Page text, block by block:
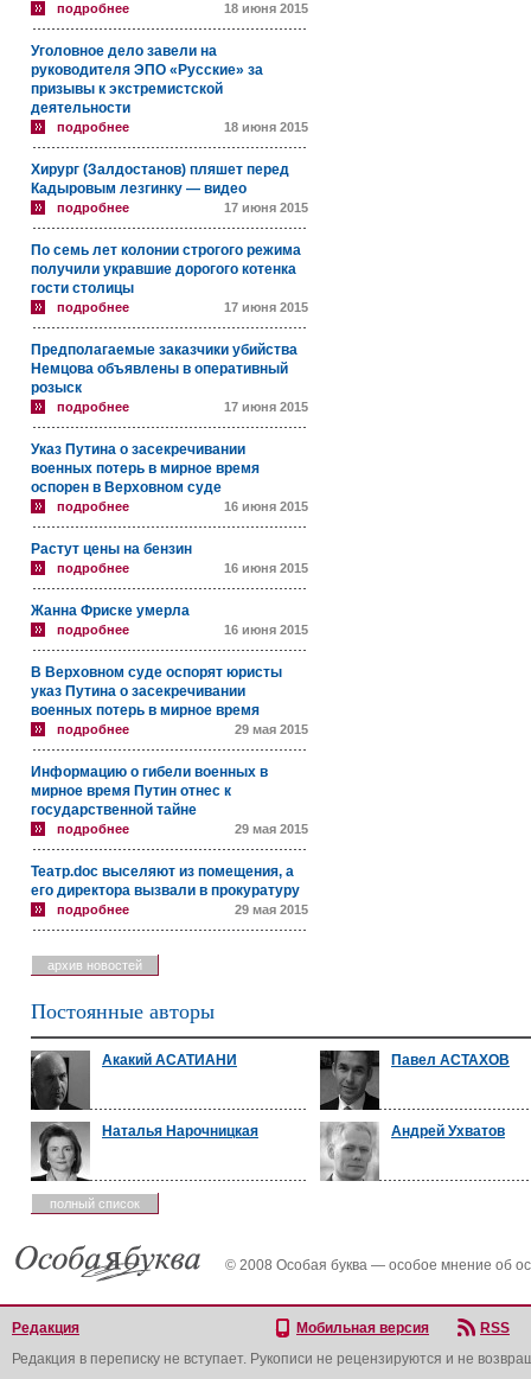
подробнее 18 июня 2015
Уголовное дело завели на
руководителя ЭПО «Русские» за
призывы к экстремистской
деятельности
подробнее 18 июня 2015
Хирург (Залдостанов) пляшет перед
Кадыровым лезгинку — видео
подробнее 17 июня 2015
По семь лет колонии строгого режима
получили укравшие дорогого котенка
гости столицы
подробнее 17 июня 2015
Предполагаемые заказчики убийства
Немцова объявлены в оперативный
розыск
подробнее 17 июня 2015
Указ Путина о засекречивании
военных потерь в мирное время
оспорен в Верховном суде
подробнее 16 июня 2015
Растут цены на бензин
подробнее 16 июня 2015
Жанна Фриске умерла
подробнее 16 июня 2015
В Верховном суде оспорят юристы
указ Путина о засекречивании
военных потерь в мирное время
подробнее 29 мая 2015
Информацию о гибели военных в
мирное время Путин отнес к
государственной тайне
подробнее 29 мая 2015
Театр.doc выселяют из помещения, а
его директора вызвали в прокуратуру
подробнее 29 мая 2015
архив новостей
Постоянные авторы
Акакий АСАТИАНИ Павел АСТАХОВ
Наталья Нарочницкая Андрей Ухватов
полный список
© 2008 Особая буква — особое мнение об
Редакция Мобильная версия
RSS
Редакция в переписку не вступает. Рукописи не рецензируются и не